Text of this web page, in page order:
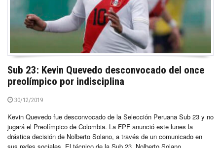
Sub 23: Kevin Quevedo desconvocado del once
preolímpico por indisciplina
30/12/2019
Kevin Quevedo fue desconvocado de la Selección Peruana Sub 23 y no
jugará el Preolímpico de Colombia. La FPF anunció este lunes la
drástica decisión de Nolberto Solano, a través de un comunicado en